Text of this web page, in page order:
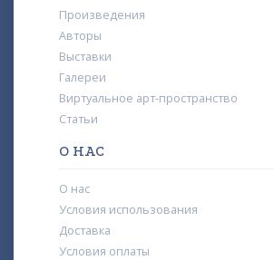
Произведения
Авторы
Выставки
Галереи
Виртуальное арт-пространство
Статьи
О НАС
О нас
Условия использования
Доставка
Условия оплаты